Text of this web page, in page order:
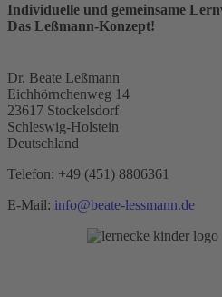
Individuelle und gemeinsame
Das Leßmann-Konzept!
Dr. Beate Leßmann
Eichhörnchenweg 14
23617 Stockelsdorf
Schleswig-Holstein
Deutschland
Telefon: +49 (451) 8806361
E-Mail: info@beate-lessmann.de